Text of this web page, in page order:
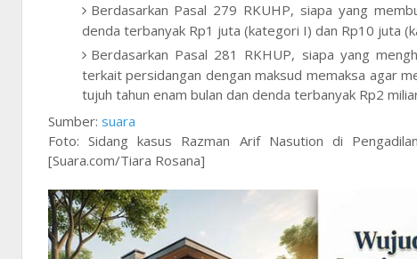
Berdasarkan Pasal 279 RKUHP, siapa yang
denda terbanyak Rp1 juta (kategori I) dan Rp10 juta
Berdasarkan Pasal 281 RKHUP, siapa yang
terkait persidangan dengan maksud memaksa agar
tujuh tahun enam bulan dan denda terbanyak Rp2
Sumber: suara
Foto: Sidang kasus Razman Arif Nasution di
[Suara.com/Tiara Rosana]